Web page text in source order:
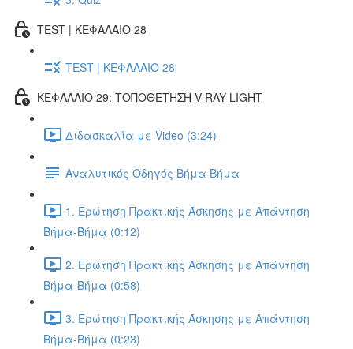
TEST | ΚΕΦΑΛΑΙΟ 28
TEST | ΚΕΦΑΛΑΙΟ 28
ΚΕΦΑΛΑΙΟ 29: ΤΟΠΟΘΕΤΗΣΗ V-RAY LIGHT
Διδασκαλία με Video (3:24)
Αναλυτικός Οδηγός Βήμα Βήμα
1. Ερώτηση Πρακτικής Άσκησης με Απάντηση
Βήμα-Βήμα (0:12)
2. Ερώτηση Πρακτικής Άσκησης με Απάντηση
Βήμα-Βήμα (0:58)
3. Ερώτηση Πρακτικής Άσκησης με Απάντηση
Βήμα-Βήμα (0:23)